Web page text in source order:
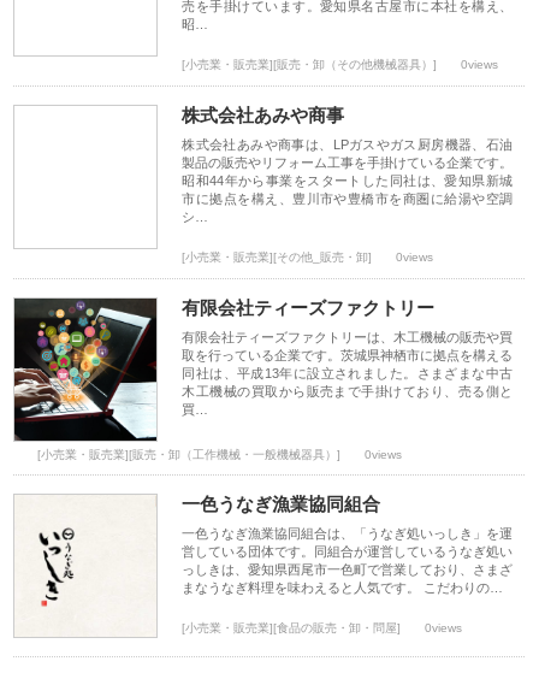
売を手掛けています。愛知県名古屋市に本社を構え、
昭…
[小売業・販売業][販売・卸（その他機械器具）] 0views
株式会社あみや商事
株式会社あみや商事は、LPガスやガス厨房機器、石油
製品の販売やリフォーム工事を手掛けている企業です。
昭和44年から事業をスタートした同社は、愛知県新城
市に拠点を構え、豊川市や豊橋市を商圏に給湯や空調
シ…
[小売業・販売業][その他_販売・卸] 0views
有限会社ティーズファクトリー
有限会社ティーズファクトリーは、木工機械の販売や買
取を行っている企業です。茨城県神栖市に拠点を構える
同社は、平成13年に設立されました。さまざまな中古
木工機械の買取から販売まで手掛けており、売る側と
買…
[小売業・販売業][販売・卸（工作機械・一般機械器具）] 0views
一色うなぎ漁業協同組合
一色うなぎ漁業協同組合は、「うなぎ処いっしき」を運
営している団体です。同組合が運営しているうなぎ処い
っしきは、愛知県西尾市一色町で営業しており、さまざ
まなうなぎ料理を味わえると人気です。 こだわりの…
[小売業・販売業][食品の販売・卸・問屋] 0views